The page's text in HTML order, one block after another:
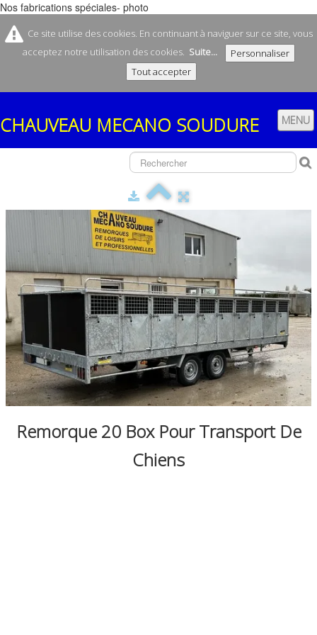
Nos fabrications spéciales- photo
Ce site utilise des cookies. En continuant à naviguer sur ce site, vous
acceptez notre utilisation des cookies. Suite...
Personnaliser
Tout accepter
CHAUVEAU MECANO SOUDURE MENU
CONTACT
▼
NOS FABRICATIONS▼
BOUTIQUE
0
Remorque 20 Box Pour Transport De
Chiens